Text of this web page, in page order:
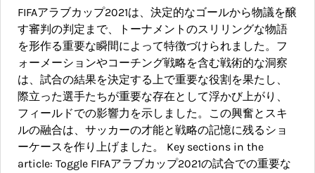
FIFAアラブカップ2021は、決定的なゴールから物議を醸
す審判の判定まで、トーナメントのスリリングな物語
を形作る重要な瞬間によって特徴づけられました。フ
ォーメーションやコーチング戦略を含む戦術的な洞察
は、試合の結果を決定する上で重要な役割を果たし、
際立った選手たちが重要な存在として浮かび上がり、
フィールドでの影響力を示しました。この興奮とスキ
ルの融合は、サッカーの才能と戦略の記憶に残るショ
ーケースを作り上げました。 Key sections in the
article: Toggle FIFAアラブカップ2021の試合での重要な